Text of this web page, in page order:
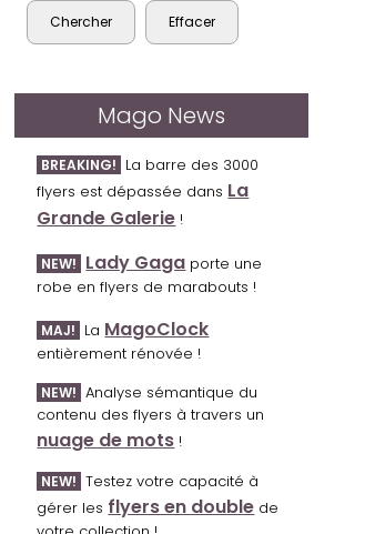
Mago News
BREAKING! La barre des 3000
flyers est dépassée dans La
Grande Galerie !
NEW! Lady Gaga porte une
robe en flyers de marabouts !
MAJ! La MagoClock
entièrement rénovée !
NEW! Analyse sémantique du
contenu des flyers à travers un
nuage de mots !
NEW! Testez votre capacité à
gérer les flyers en double de